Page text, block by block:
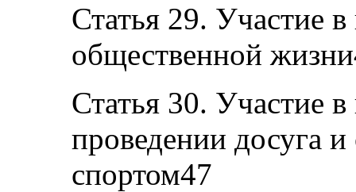
Статья 29. Участие
общественной
Статья 30. Участие
проведении досуга
спортом47